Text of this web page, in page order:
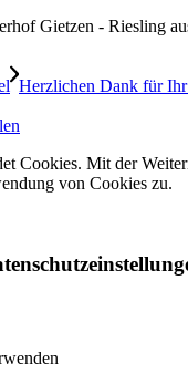
Gietzen - Riesling
Herzlichen Dank für Ihr
Cookies. Mit der
von Cookies zu.